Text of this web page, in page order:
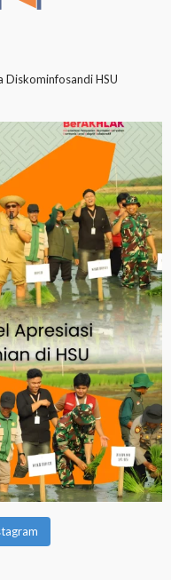
Diskominfosandi HSU